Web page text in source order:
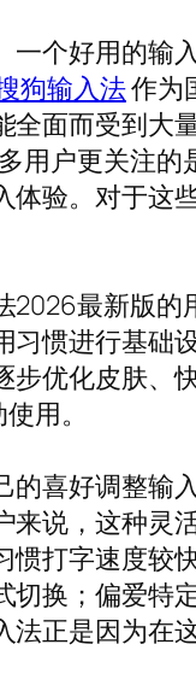
个好用的输
狗输入法作为
面而受到大
用户更关注
验。对于这
最新版的
惯进行基础
优化皮肤、
用。
喜好调整输
说，这种灵
打字速度较
换；偏爱特
正是因为在